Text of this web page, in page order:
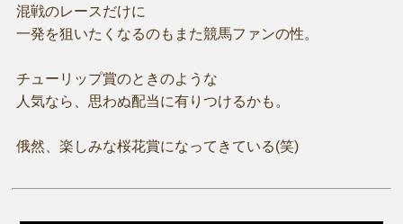
混戦のレースだけに
一発を狙いたくなるのもまた競馬ファンの性。
チューリップ賞のときのような
人気なら、思わぬ配当に有りつけるかも。
俄然、楽しみな桜花賞になってきている(笑)